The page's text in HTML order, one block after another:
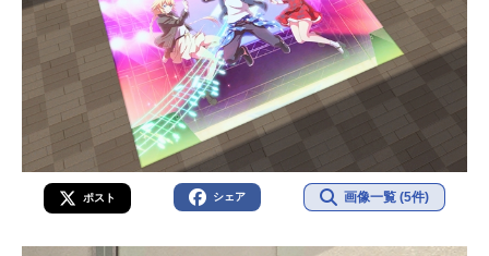
ポスト シェア 画像一覧 (5件)